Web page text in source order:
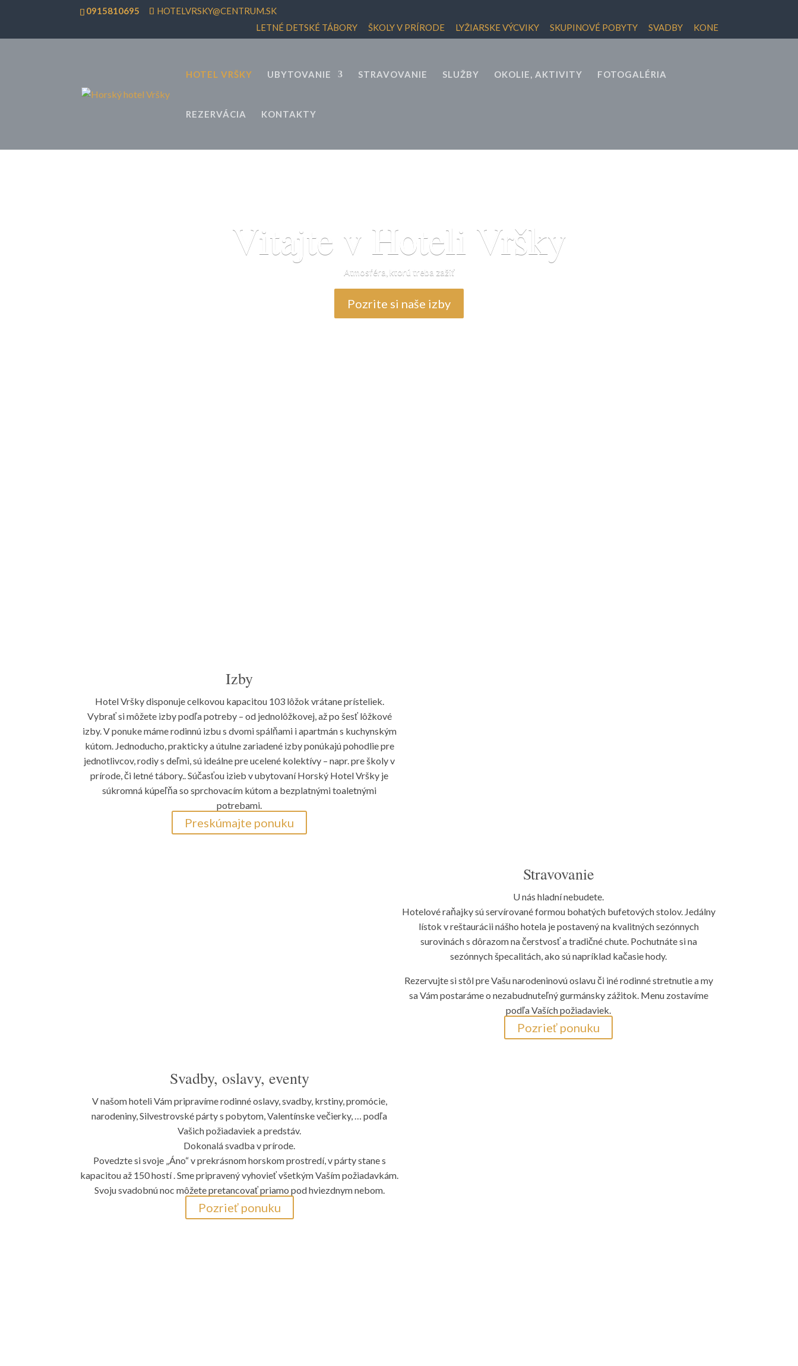
0915810695
HOTELVRSKY@CENTRUM.SK
LETNÉ DETSKÉ TÁBORY
ŠKOLY V PRÍRODE LYŽIARSKE VÝCVIKY SKUPINOVÉ POBYTY SVADBY KONE
HOTEL VRŠKY UBYTOVANIE STRAVOVANIE SLUŽBY OKOLIE, AKTIVITY FOTOGALÉRIA
REZERVÁCIA KONTAKTY
Vitajte v Hoteli Vršky
Atmosféra, ktorú treba zažiť
Pozrite si naše izby
Izby
Hotel Vršky disponuje celkovou kapacitou 103 lôžok vrátane prísteliek.
Vybrať si môžete izby podľa potreby – od jednolôžkovej, až po šesť lôžkové
izby. V ponuke máme rodinnú izbu s dvomi spálňami i apartmán s kuchynským
kútom. Jednoducho, prakticky a útulne zariadené izby ponúkajú pohodlie pre
jednotlivcov, rodiy s deľmi, sú ideálne pre ucelené kolektívy – napr. pre školy v
prírode, či letné tábory.. Súčasťou izieb v ubytovaní Horský Hotel Vršky je
súkromná kúpeľňa so sprchovacím kútom a bezplatnými toaletnými
potrebami.
Preskúmajte ponuku
Stravovanie
U nás hladní nebudete.
Hotelové raňajky sú servírované formou bohatých bufetových stolov. Jedálny
lístok v reštaurácii nášho hotela je postavený na kvalitných sezónnych
surovinách s dôrazom na čerstvosť a tradičné chute. Pochutnáte si na
sezónnych špecalitách, ako sú napríklad kačasie hody.
Rezervujte si stôl pre Vašu narodeninovú oslavu či iné rodinné stretnutie a my
sa Vám postaráme o nezabudnuteľný gurmánsky zážitok. Menu zostavíme
podľa Vaších požiadaviek.
Pozrieť ponuku
Svadby, oslavy, eventy
V našom hoteli Vám pripravíme rodinné oslavy, svadby, krstiny, promócie,
narodeniny, Silvestrovské párty s pobytom, Valentínske večierky, … podľa
Vašich požiadaviek a predstáv.
Dokonalá svadba v prírode.
Povedzte si svoje „Áno“ v prekrásnom horskom prostredí, v párty stane s
kapacitou až 150 hostí . Sme pripravený vyhovieť všetkým Vaším požiadavkám.
Svoju svadobnú noc môžete pretancovať priamo pod hviezdnym nebom.
Pozrieť ponuku